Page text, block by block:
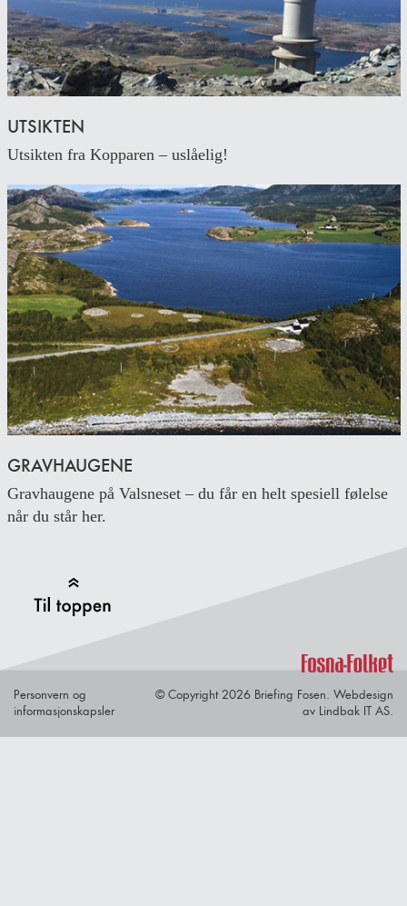
UTSIKTEN
Utsikten fra Kopparen – uslåelig!
GRAVHAUGENE
Gravhaugene på Valsneset – du får en helt spesiell følelse
når du står her.
Personvern og
informasjonskapsler
© Copyright 2026 Briefing Fosen. Webdesign
av Lindbak IT AS.